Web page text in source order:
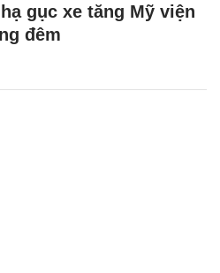
gục xe tăng Mỹ viện
đêm